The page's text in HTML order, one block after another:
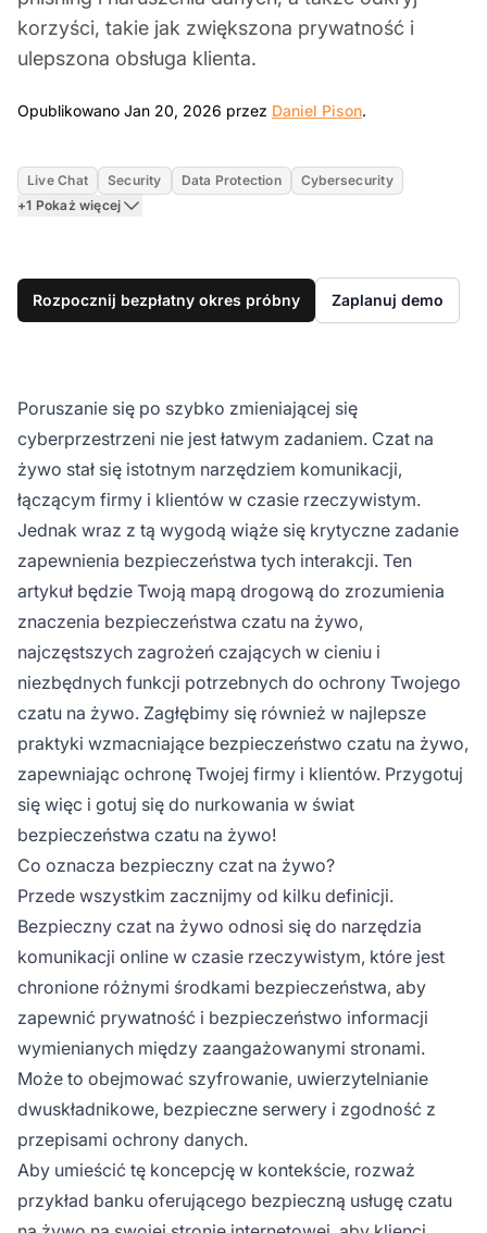
korzyści, takie jak zwiększona prywatność i
ulepszona obsługa klienta.
Opublikowano Jan 20, 2026 przez Daniel Pison.
Live Chat Security Data Protection
Cybersecurity
+1 Pokaż więcej
Rozpocznij bezpłatny okres próbny Zaplanuj demo
Poruszanie się po szybko zmieniającej się
cyberprzestrzeni nie jest łatwym zadaniem. Czat na
żywo stał się istotnym narzędziem komunikacji,
łączącym firmy i klientów w czasie rzeczywistym.
Jednak wraz z tą wygodą wiąże się krytyczne zadanie
zapewnienia bezpieczeństwa tych interakcji. Ten
artykuł będzie Twoją mapą drogową do zrozumienia
znaczenia bezpieczeństwa czatu na żywo,
najczęstszych zagrożeń czających w cieniu i
niezbędnych funkcji potrzebnych do ochrony Twojego
czatu na żywo. Zagłębimy się również w najlepsze
praktyki wzmacniające bezpieczeństwo czatu na żywo,
zapewniając ochronę Twojej firmy i klientów. Przygotuj
się więc i gotuj się do nurkowania w świat
bezpieczeństwa czatu na żywo!
Co oznacza bezpieczny czat na żywo?
Przede wszystkim zacznijmy od kilku definicji.
Bezpieczny czat na żywo odnosi się do narzędzia
komunikacji online w czasie rzeczywistym, które jest
chronione różnymi środkami bezpieczeństwa, aby
zapewnić prywatność i bezpieczeństwo informacji
wymienianych między zaangażowanymi stronami.
Może to obejmować szyfrowanie, uwierzytelnianie
dwuskładnikowe, bezpieczne serwery i zgodność z
przepisami ochrony danych.
Aby umieścić tę koncepcję w kontekście, rozważ
przykład banku oferującego bezpieczną usługę czatu